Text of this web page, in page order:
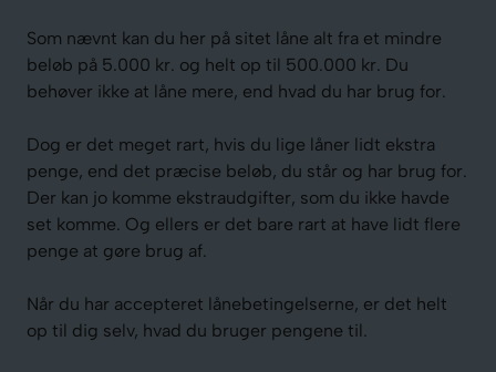
Som nævnt kan du her på sitet låne alt fra et mindre
beløb på 5.000 kr. og helt op til 500.000 kr. Du
behøver ikke at låne mere, end hvad du har brug for.
Dog er det meget rart, hvis du lige låner lidt ekstra
penge, end det præcise beløb, du står og har brug for.
Der kan jo komme ekstraudgifter, som du ikke havde
set komme. Og ellers er det bare rart at have lidt flere
penge at gøre brug af.
Når du har accepteret lånebetingelserne, er det helt
op til dig selv, hvad du bruger pengene til.